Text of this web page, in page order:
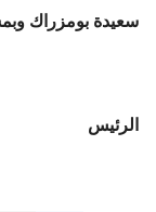
سعيدة بومزراك
الرئيس